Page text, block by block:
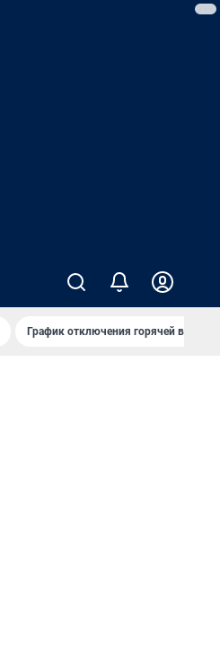
График отключения горячей воды в